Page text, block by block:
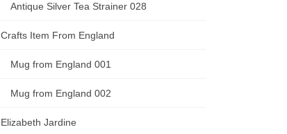
Antique Silver Tea Strainer 028
Crafts Item From England
Mug from England 001
Mug from England 002
Elizabeth Jardine